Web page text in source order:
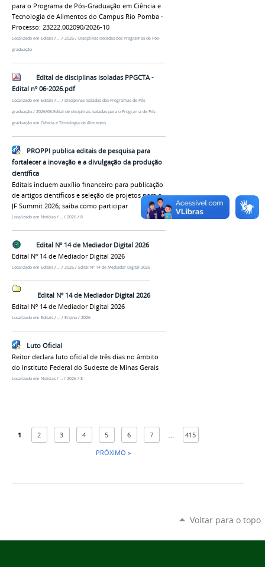
para o Programa de Pós-Graduação em Ciência e
Tecnologia de Alimentos do Campus Rio Pomba -
Processo: 23222.002090/2026-10
Localizado em Editais / … / 2026 / Disciplinas Isoladas dos Programas de Pós-
graduação
Edital de disciplinas isoladas PPGCTA -
Edital nº 06-2026.pdf
Localizado em Editais / … / Disciplinas Isoladas dos Programas de Pós-
graduação / 2026/06:Edital de disciplinas isoladas para o Programa de Pós-
graduação em Ciência e Tecnologia de Alimentos
PROPPI publica editais de pesquisa para
fortalecer a inovação e a divulgação da produção
científica
Editais incluem auxílio financeiro para publicação
de artigos científicos e seleção de projetos para o
JF Summit 2026; saiba como participar
Localizado em Notícias / … / 2026 / 8
Edital Nº 14 de Mediador Digital 2026
Edital Nº 14 de Mediador Digital 2026
Localizado em Editais / … / 2026 / Edital Nº 14 de Mediador Digital 2026
Edital Nº 14 de Mediador Digital 2026
Edital Nº 14 de Mediador Digital 2026
Localizado em Editais / … / Ensino / 2026
Luto Oficial
Reitor declara luto oficial de três dias no âmbito
do Instituto Federal do Sudeste de Minas Gerais
Localizado em Notícias / … / 2026 / 8
1 2 3 4 5 6 7 ...
415
PRÓXIMO »
Voltar para o topo